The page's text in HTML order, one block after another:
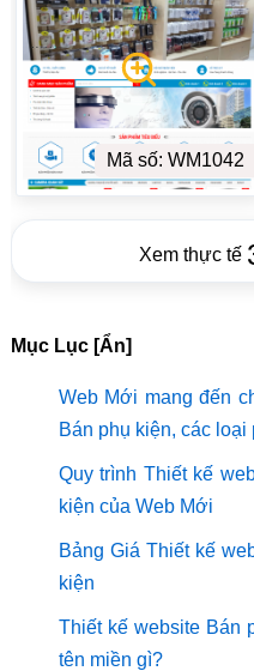
Mã số: WM1042
Xem thực tế
Mục Lục [Ẩn]
Web Mới mang đến
Bán phụ kiện, các loại
Quy trình Thiết kế
kiện của Web Mới
Bảng Giá Thiết kế
kiện
Thiết kế website Bán
tên miền gì?